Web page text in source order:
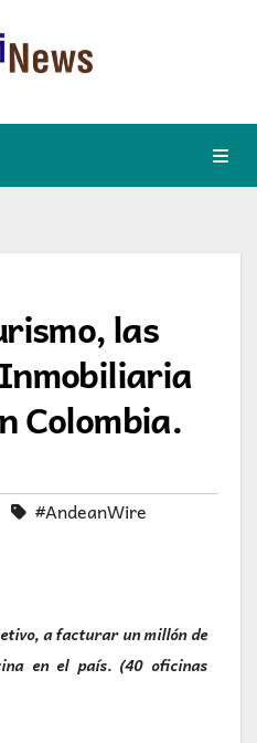
las
Colombia.
#AndeanWire
a facturar un millón de
en el país. (40 oficinas